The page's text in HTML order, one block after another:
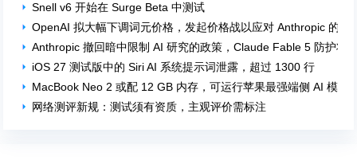
Snell v6 开始在 Surge Beta 中测试
OpenAI 拟大幅下调词元价格，发起价格战以应对 Anthropic 的竞
Anthropic 撤回暗中限制 AI 研究的政策，Claude Fable 5 防护将
iOS 27 测试版中的 Siri AI 系统提示词泄露，超过 1300 行
MacBook Neo 2 或配 12 GB 内存，可运行苹果最强端侧 AI 模型
网络测评新规：测试须有资质，主观评价需标注